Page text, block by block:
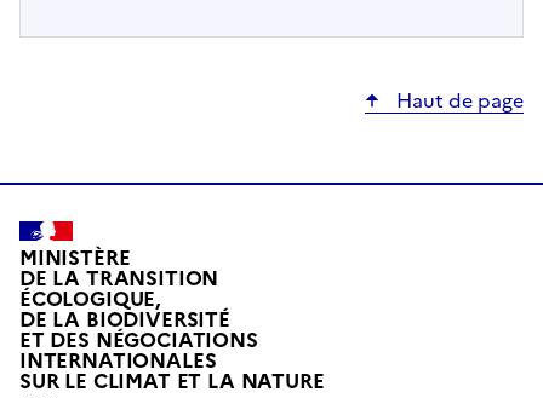
Haut de page
MINISTÈRE
DE LA TRANSITION
ÉCOLOGIQUE,
DE LA BIODIVERSITÉ
ET DES NÉGOCIATIONS
INTERNATIONALES
SUR LE CLIMAT ET LA NATUREL